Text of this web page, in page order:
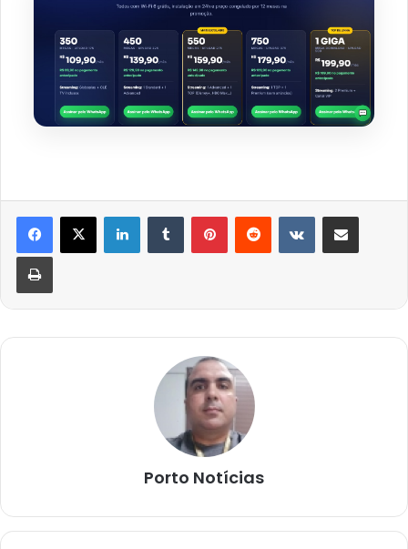
LinkedinTumblr PinterestReddit VK Compartilhar via e-mail
Imprimir
Porto Notícias